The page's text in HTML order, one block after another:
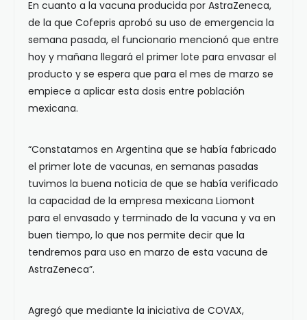
En cuanto a la vacuna producida por AstraZeneca,
de la que Cofepris aprobó su uso de emergencia la
semana pasada, el funcionario mencionó que entre
hoy y mañana llegará el primer lote para envasar el
producto y se espera que para el mes de marzo se
empiece a aplicar esta dosis entre población
mexicana.
“Constatamos en Argentina que se había fabricado
el primer lote de vacunas, en semanas pasadas
tuvimos la buena noticia de que se había verificado
la capacidad de la empresa mexicana Liomont
para el envasado y terminado de la vacuna y va en
buen tiempo, lo que nos permite decir que la
tendremos para uso en marzo de esta vacuna de
AstraZeneca”.
Agregó que mediante la iniciativa de COVAX,